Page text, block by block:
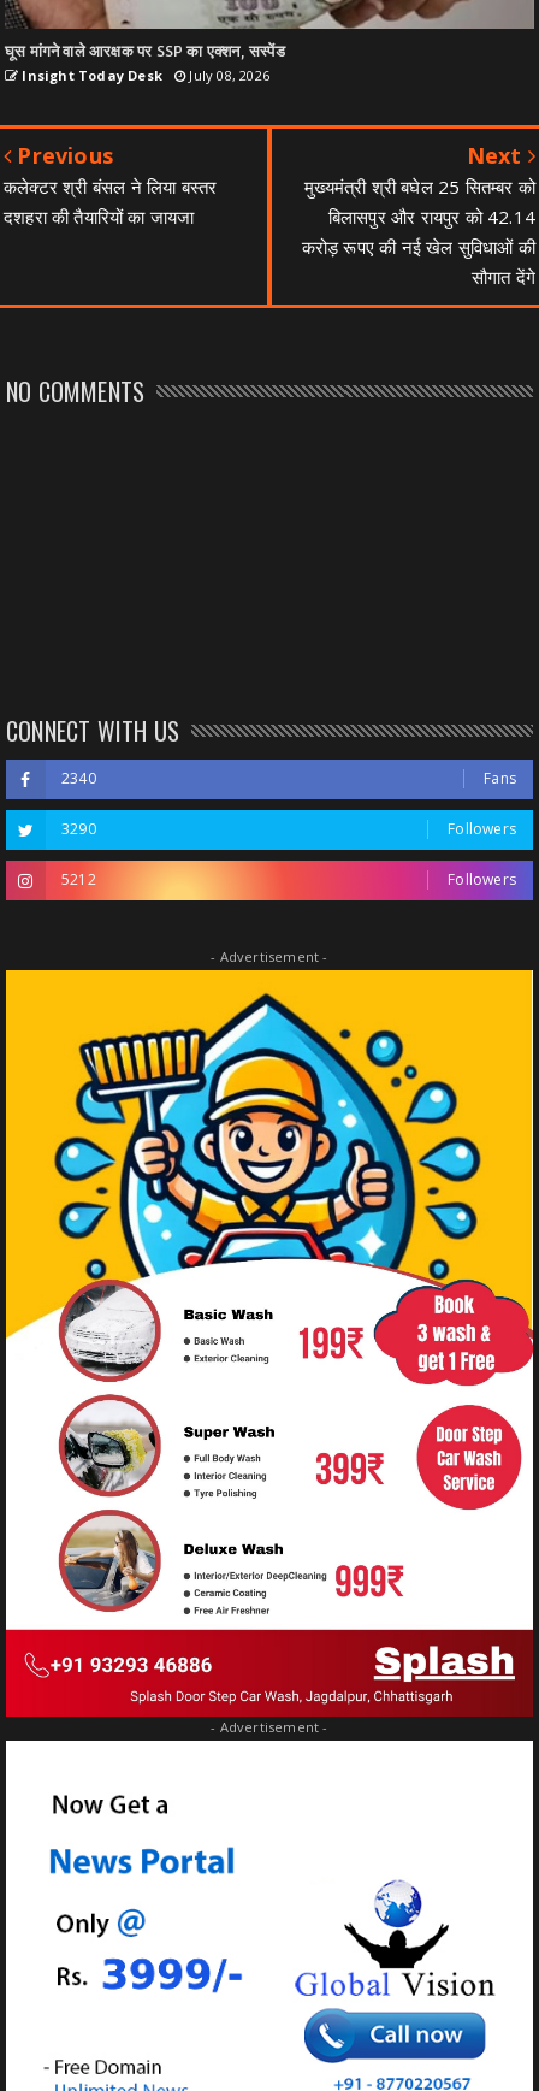
घूस मांगने वाले आरक्षक पर SSP का एक्शन, सस्पेंड
Insight Today Desk July 08, 2026
Previous
कलेक्टर श्री बंसल ने लिया बस्तर
दशहरा की तैयारियों का जायजा
Next
मुख्यमंत्री श्री बघेल 25 सितम्बर को
बिलासपुर और रायपुर को 42.14
करोड़ रूपए की नई खेल सुविधाओं की
सौगात देंगे
NO COMMENTS
CONNECT WITH US
2340 Fans
3290 Followers
5212 Followers
- Advertisement -
- Advertisement -